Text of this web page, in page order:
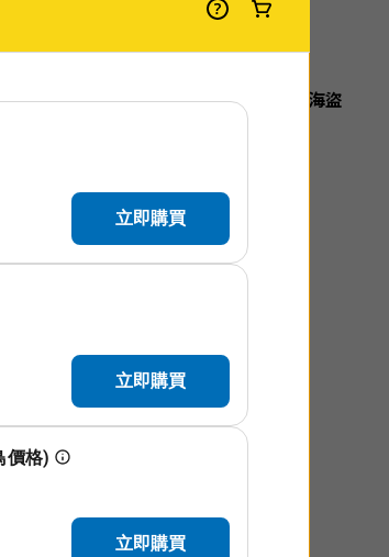
，The Wharf部分區域（框內）將因「海盜
暫時關閉。
岸警衛隊成員在水面上巡邏！